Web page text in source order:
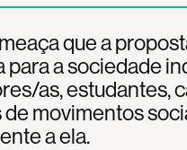
que a
para a sociedade
as, estudantes,
movimentos
a ela.